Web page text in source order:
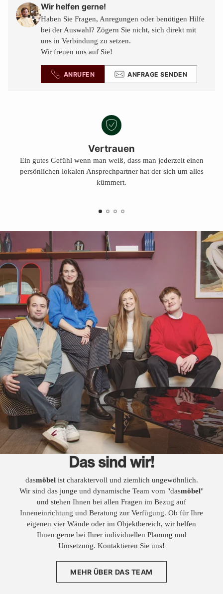
den
Warenkorb
legen
Wir helfen gerne!
Haben Sie Fragen, Anregungen oder benötigen Hilfe
bei der Auswahl? Zögern Sie nicht, sich direkt mit
uns in Verbindung zu setzen.
Wir freuen uns auf Sie!
ANRUFEN ANFRAGE SENDEN
Vertrauen
Ein gutes Gefühl wenn man weiß, dass man jederzeit einen
persönlichen lokalen Ansprechpartner hat der sich um alles
kümmert.
Das sind wir!
dasmöbelist charaktervoll und ziemlich ungewöhnlich.
Wir sind das junge und dynamische Team vom "dasmöbel"
und stehen Ihnen bei allen Fragen im Bezug auf
Inneneinrichtung und Beratung zur Verfügung. Ob für Ihre
eigenen vier Wände oder im Objektbereich, wir helfen
Ihnen gerne bei Ihrer individuellen Planung und
Umsetzung. Kontaktieren Sie uns!
MEHR ÜBER DAS TEAM